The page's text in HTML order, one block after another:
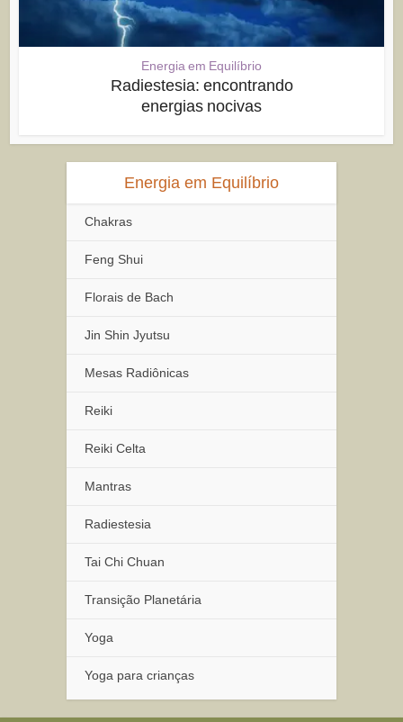
Energia em Equilíbrio
Radiestesia: encontrando
energias nocivas
Energia em Equilíbrio
Chakras
Feng Shui
Florais de Bach
Jin Shin Jyutsu
Mesas Radiônicas
Reiki
Reiki Celta
Mantras
Radiestesia
Tai Chi Chuan
Transição Planetária
Yoga
Yoga para crianças